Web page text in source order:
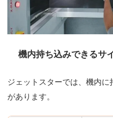
機内持ち込みできるサ
ジェットスターでは、機内
があります。